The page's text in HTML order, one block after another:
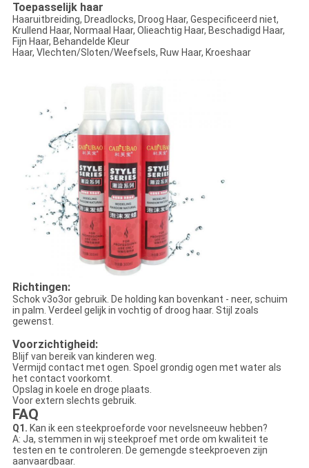
Toepasselijk haar
Haaruitbreiding, Dreadlocks, Droog Haar, Gespecificeerd niet,
Krullend Haar, Normaal Haar, Olieachtig Haar, Beschadigd Haar,
Fijn Haar, Behandelde Kleur
Haar, Vlechten/Sloten/Weefsels, Ruw Haar, Kroeshaar
Richtingen:
Schok v3o3or gebruik. De holding kan bovenkant - neer, schuim
in palm. Verdeel gelijk in vochtig of droog haar. Stijl zoals
gewenst.
Voorzichtigheid:
Blijf van bereik van kinderen weg.
Vermijd contact met ogen. Spoel grondig ogen met water als
het contact voorkomt.
Opslag in koele en droge plaats.
Voor extern slechts gebruik.
FAQ
Q1. Kan ik een steekproeforde voor nevelsneeuw hebben?
A: Ja, stemmen in wij steekproef met orde om kwaliteit te
testen en te controleren. De gemengde steekproeven zijn
aanvaardbaar.